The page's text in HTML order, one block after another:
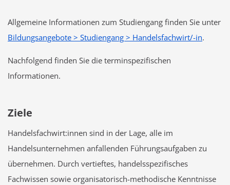
Allgemeine Informationen zum Studiengang finden Sie unter
Bildungsangebote > Studiengang > Handelsfachwirt/-in.
Nachfolgend finden Sie die terminspezifischen
Informationen.
Ziele
Handelsfachwirt:innen sind in der Lage, alle im
Handelsunternehmen anfallenden Führungsaufgaben zu
übernehmen. Durch vertieftes, handelsspezifisches
Fachwissen sowie organisatorisch-methodische Kenntnisse